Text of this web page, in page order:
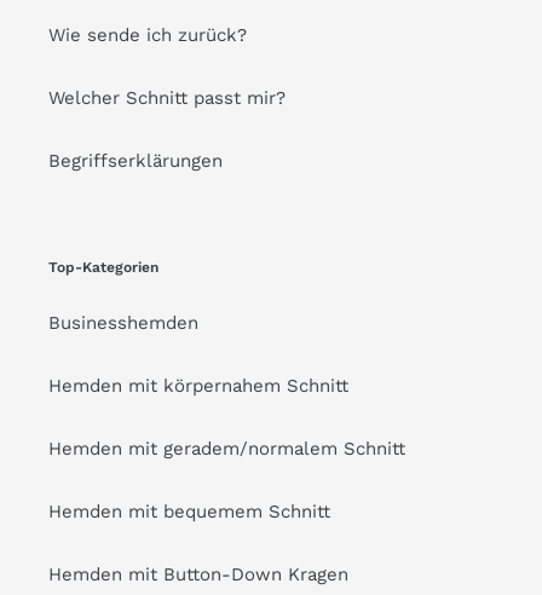
Wie sende ich zurück?
Welcher Schnitt passt mir?
Begriffserklärungen
Top-Kategorien
Businesshemden
Hemden mit körpernahem Schnitt
Hemden mit geradem/normalem Schnitt
Hemden mit bequemem Schnitt
Hemden mit Button-Down Kragen